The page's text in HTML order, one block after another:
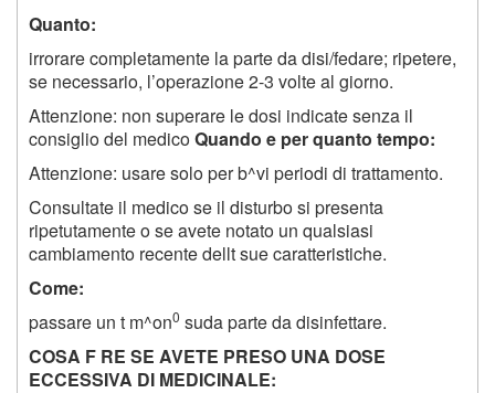
Quanto:
irrorare completamente la parte da disi/fedare; ripetere,
se necessario, l’operazione 2-3 volte al giorno.
Attenzione: non superare le dosi indicate senza il
consiglio del medicoQuando e per quanto tempo:
Attenzione: usare solo per b^vi periodi di trattamento.
Consultate il medico se il disturbo si presenta
ripetutamente o se avete notato un qualsiasi
cambiamento recente dellt sue caratteristiche.
Come:
passare un t m^on0 suda parte da disinfettare.
COSA F RE SE AVETE PRESO UNA DOSE
ECCESSIVA DI MEDICINALE: